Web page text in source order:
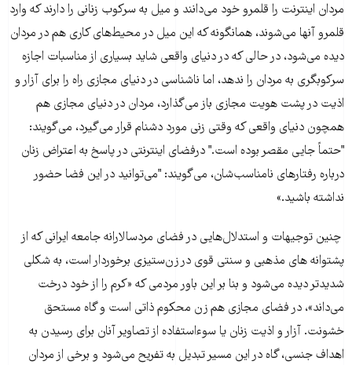
مردان اینترنت را قلمرو خود می‌دانند و میل به سرکوب زنانی را دارند که وارد
قلمرو آنها می‌شوند، همانگونه که این میل در محیط‌های کاری هم در مردان
دیده می‌شود، در حالی که در دنیای واقعی شاید بسیاری از مناسبات اجازه
سرکوبگری به مردان را ندهد، اما ناشناسی در دنیای مجازی راه را برای آزار و
اذیت در پشت هویت مجازی باز می‌گذارد، مردان در دنیای مجازی هم
همچون دنیای واقعی که وقتی زنی مورد دشنام قرار می‌گیرد، می‌گویند:
"حتماً جایی مقصر بوده است." درفضای اینترنتی در پاسخ به اعتراض زنان
درباره رفتارهای نامناسب‌شان، می‌گویند: "می‌توانید در این فضا حضور
نداشته باشید.»
چنین توجیهات و استدلال‌هایی در فضای مردسالارانه جامعه ایرانی كه از
پشتوانه های مذهبی و سنتی قوی در زن‌ستیزی برخوردار است، به شکلی
شدیدتر دیده می‌شود و بنا بر این باور مردمی كه «كرم را از خود درخت
می‌داند»، در فضای مجازی هم زن محكوم ذاتی است و گاه مستحق
خشونت. آزار و اذیت زنان یا سوءاستفاده از تصاویر آنان برای رسیدن به
اهداف جنسی، گاه در این مسیر تبدیل به تفریح می‌شود و برخی از مردان